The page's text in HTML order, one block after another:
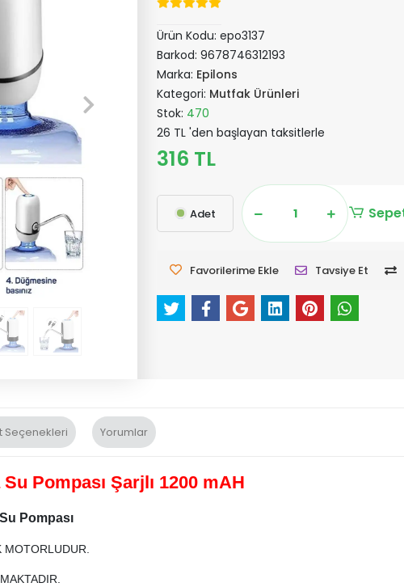
Ürün Kodu:epo3137
Barkod:9678746312193
Marka: Epilons
Kategori: Mutfak Ürünleri
Stok: 470
26 TL 'den başlayan taksitlerle
316 TL
Adet
Favorilerime Ekle Tavsiye Et
Seçenekleri Yorumlar
Pompası Şarjlı 1200 mAH
Pompası